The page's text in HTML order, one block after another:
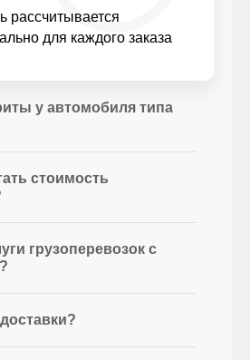
рассчитывается
для каждого заказа
у автомобиля типа
стоимость
грузоперевозок с